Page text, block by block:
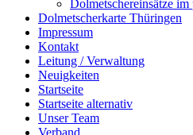
Dolmetschereinsätze
Dolmetscherkarte Thüringen
Impressum
Kontakt
Leitung / Verwaltung
Neuigkeiten
Startseite
Startseite alternativ
Unser Team
Verband